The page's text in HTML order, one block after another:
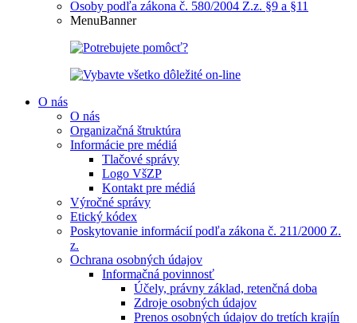
Osoby podľa zákona č. 580/2004 Z.z. §9 a §11
MenuBanner
O nás
O nás
Organizačná štruktúra
Informácie pre médiá
Tlačové správy
Logo VšZP
Kontakt pre médiá
Výročné správy
Etický kódex
Poskytovanie informácií podľa zákona č. 211/2000 Z.
z.
Ochrana osobných údajov
Informačná povinnosť
Účely, právny základ, retenčná doba
Zdroje osobných údajov
Prenos osobných údajov do tretích krajín